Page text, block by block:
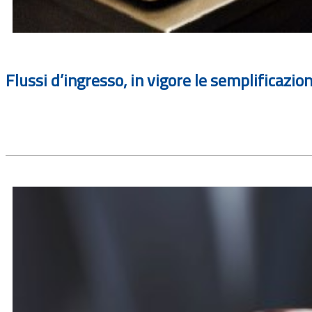
Flussi d’ingresso, in vigore le